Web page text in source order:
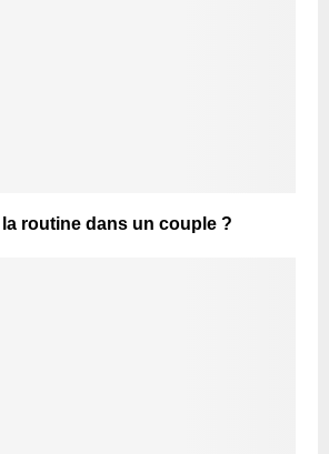
routine dans un couple ?